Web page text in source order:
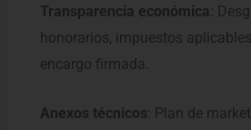
Transparencia económica :
honorarios, impuestos
encargo firmada.
Anexos técnicos : Plan de